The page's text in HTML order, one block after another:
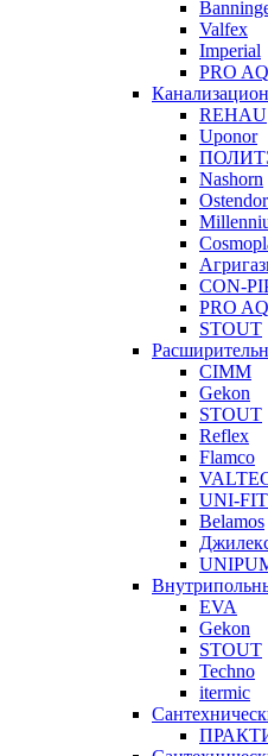
Valfex
Imperial
PRO
REHAU
Uponor
Nashorn
CON-
PRO
STOUT
CIMM
Gekon
STOUT
Reflex
Flamco
UNI-
Belamos
EVA
Gekon
STOUT
Techno
itermic